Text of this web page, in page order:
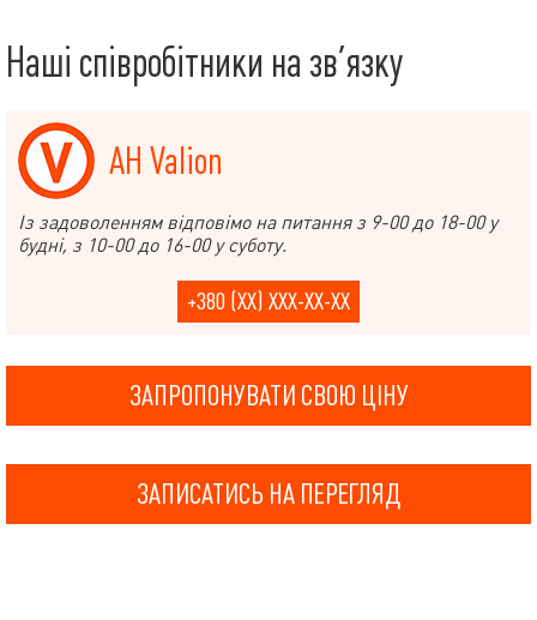
Наші співробітники на зв’язку
АН Valion
Із задоволенням відповімо на питання з 9-00 до 18-00 у
будні, з 10-00 до 16-00 у суботу.
+380 (XX) XXX-XX-XX
ЗАПРОПОНУВАТИ СВОЮ ЦІНУ
ЗАПИСАТИСЬ НА ПЕРЕГЛЯД